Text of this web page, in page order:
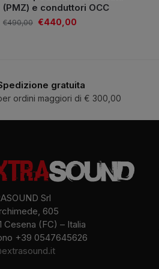
(PMZ) e conduttori OCC
€490,00 €440,00
gratuita
ordini maggiori di € 300,00
Srl
605
Cesena (FC) – Italia
+39 0547645626